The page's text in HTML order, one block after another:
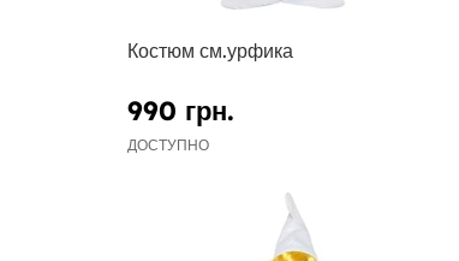
Костюм см.урфика
990 грн.
ДОСТУПНО